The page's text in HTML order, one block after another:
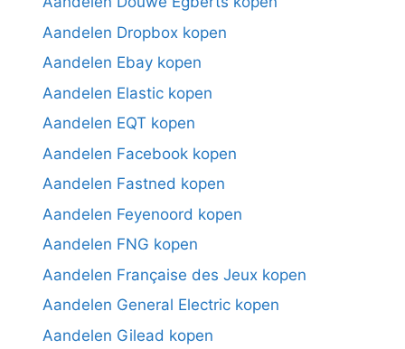
Aandelen Dropbox kopen
Aandelen Ebay kopen
Aandelen Elastic kopen
Aandelen EQT kopen
Aandelen Facebook kopen
Aandelen Fastned kopen
Aandelen Feyenoord kopen
Aandelen FNG kopen
Aandelen Française des Jeux kopen
Aandelen General Electric kopen
Aandelen Gilead kopen